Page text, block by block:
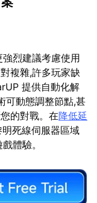
烈建議考慮使用
複雜,許多玩家缺
提供自動化解
動態調整節點,甚
的對戰。在降低延
死線伺服器區域
體驗。